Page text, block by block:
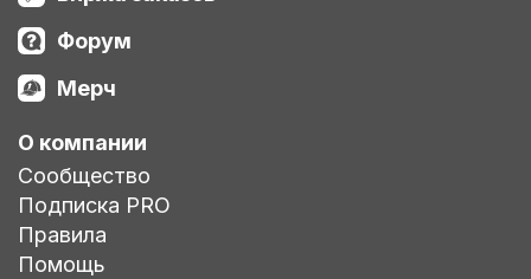
Форум
Мерч
О компании
Сообщество
Подписка PRO
Правила
Помощь